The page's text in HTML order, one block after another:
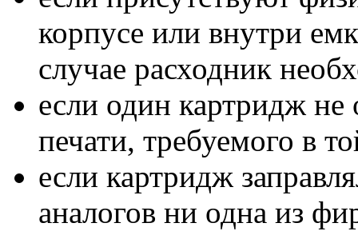
корпусе или внутри
случае расходник
если один картридж не
печати, требуемого в
если картридж
аналогов ни одна из